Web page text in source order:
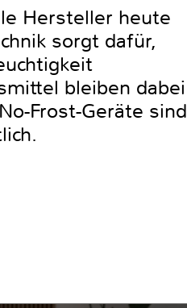
Hersteller heute
sorgt dafür,
bleiben dabei
Frost-Geräte sind